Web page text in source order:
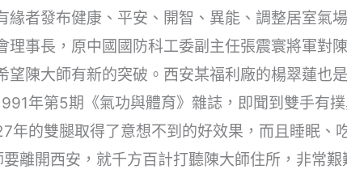
緣者發布健康、平安、開智、異能、調整居室氣
理事長，原中國國防科工委副主任張震寰將軍對
望陳大師有新的突破。西安某福利廠的楊翠蓮也
年第5期《氣功與體育》雜誌，即聞到雙手有
年的雙腿取得了意想不到的好效果，而且睡眠、
離開西安，就千方百計打聽陳大師住所，非常